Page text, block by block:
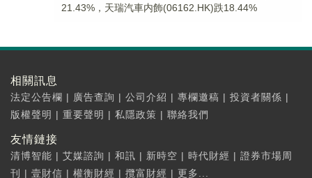
21.43%，天瑞汽車内飾(06162.HK)跌18.44%
相關訊息
法定公告欄 | 廣告查詢 | 公司介紹 | 專欄邀稿 | 投資者關係 |
版權聲明 | 重要聲明 | 私隱政策 | 聯絡我們
友情鏈接
清博智能 | 艾媒諮詢 | 和訊 | 新時空 | 時代財經 | 證券市場周
刊
| 壹財信 | 權衡財經 | 攬富財經 | 更多...